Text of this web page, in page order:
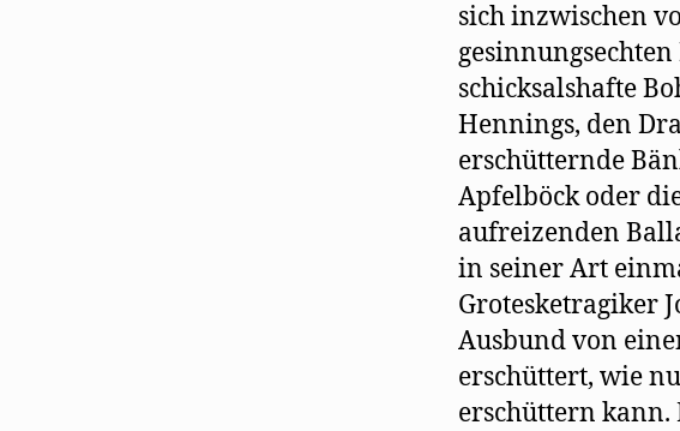
sich inzwischen
schicksalshafte
Hennings, den
erschütternde
Apfelböck oder
aufreizenden
in seiner Art
Grotesketragiker
Ausbund von
erschüttert, wie
erschüttern